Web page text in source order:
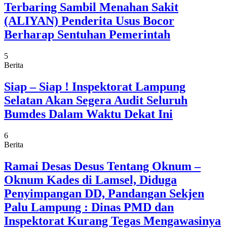
Terbaring Sambil Menahan Sakit
(ALIYAN) Penderita Usus Bocor
Berharap Sentuhan Pemerintah
5
Berita
Siap – Siap ! Inspektorat Lampung
Selatan Akan Segera Audit Seluruh
Bumdes Dalam Waktu Dekat Ini
6
Berita
Ramai Desas Desus Tentang Oknum –
Oknum Kades di Lamsel, Diduga
Penyimpangan DD, Pandangan Sekjen
Palu Lampung : Dinas PMD dan
Inspektorat Kurang Tegas Mengawasinya